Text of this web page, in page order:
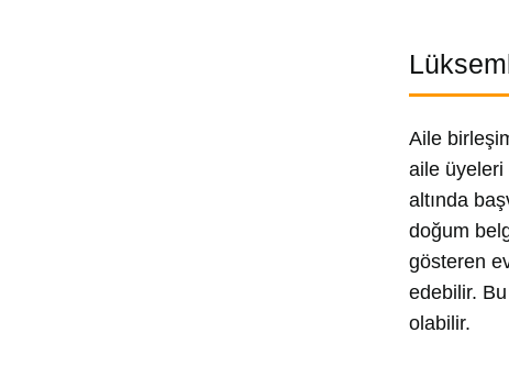
Aile
aile üyeleri
altında
doğum
gösteren
edebilir.
olabilir.